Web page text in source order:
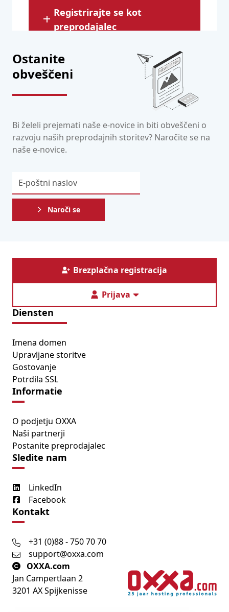
Registrirajte se kot
preprodajalec
Ostanite
obveščeni
Bi želeli prejemati naše e-novice in biti obveščeni o
razvoju naših preprodajnih storitev? Naročite se na
naše e-novice.
Naroči se
Brezplačna registracija
Prijava
Diensten
Imena domen
Upravljane storitve
Gostovanje
Potrdila SSL
Informatie
O podjetju OXXA
Naši partnerji
Postanite preprodajalec
Sledite nam
LinkedIn
Facebook
Kontakt
+31 (0)88 - 750 70 70
support@oxxa.com
OXXA.com
Jan Campertlaan 2
3201 AX Spijkenisse